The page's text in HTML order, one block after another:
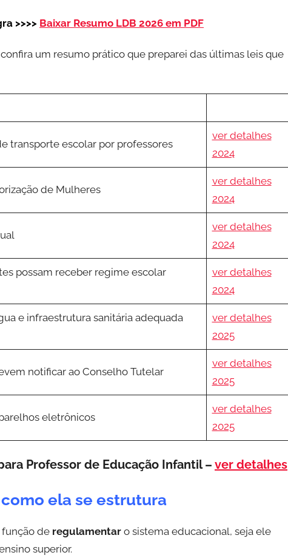
a >>>> Baixar Resumo LDB 2026 em PDF
um resumo prático que preparei das últimas leis que
transporte escolar por professores
ver detalhes
2024
de Mulheres
ver detalhes
2024
ver detalhes
2024
possam receber regime escolar
ver detalhes
2024
e infraestrutura sanitária adequada
ver detalhes
2025
notificar ao Conselho Tutelar
ver detalhes
2025
eletrônicos
ver detalhes
2025
Professor de Educação Infantil – ver detalhes
como ela se estrutura
função de regulamentar o sistema educacional, seja ele
superior.